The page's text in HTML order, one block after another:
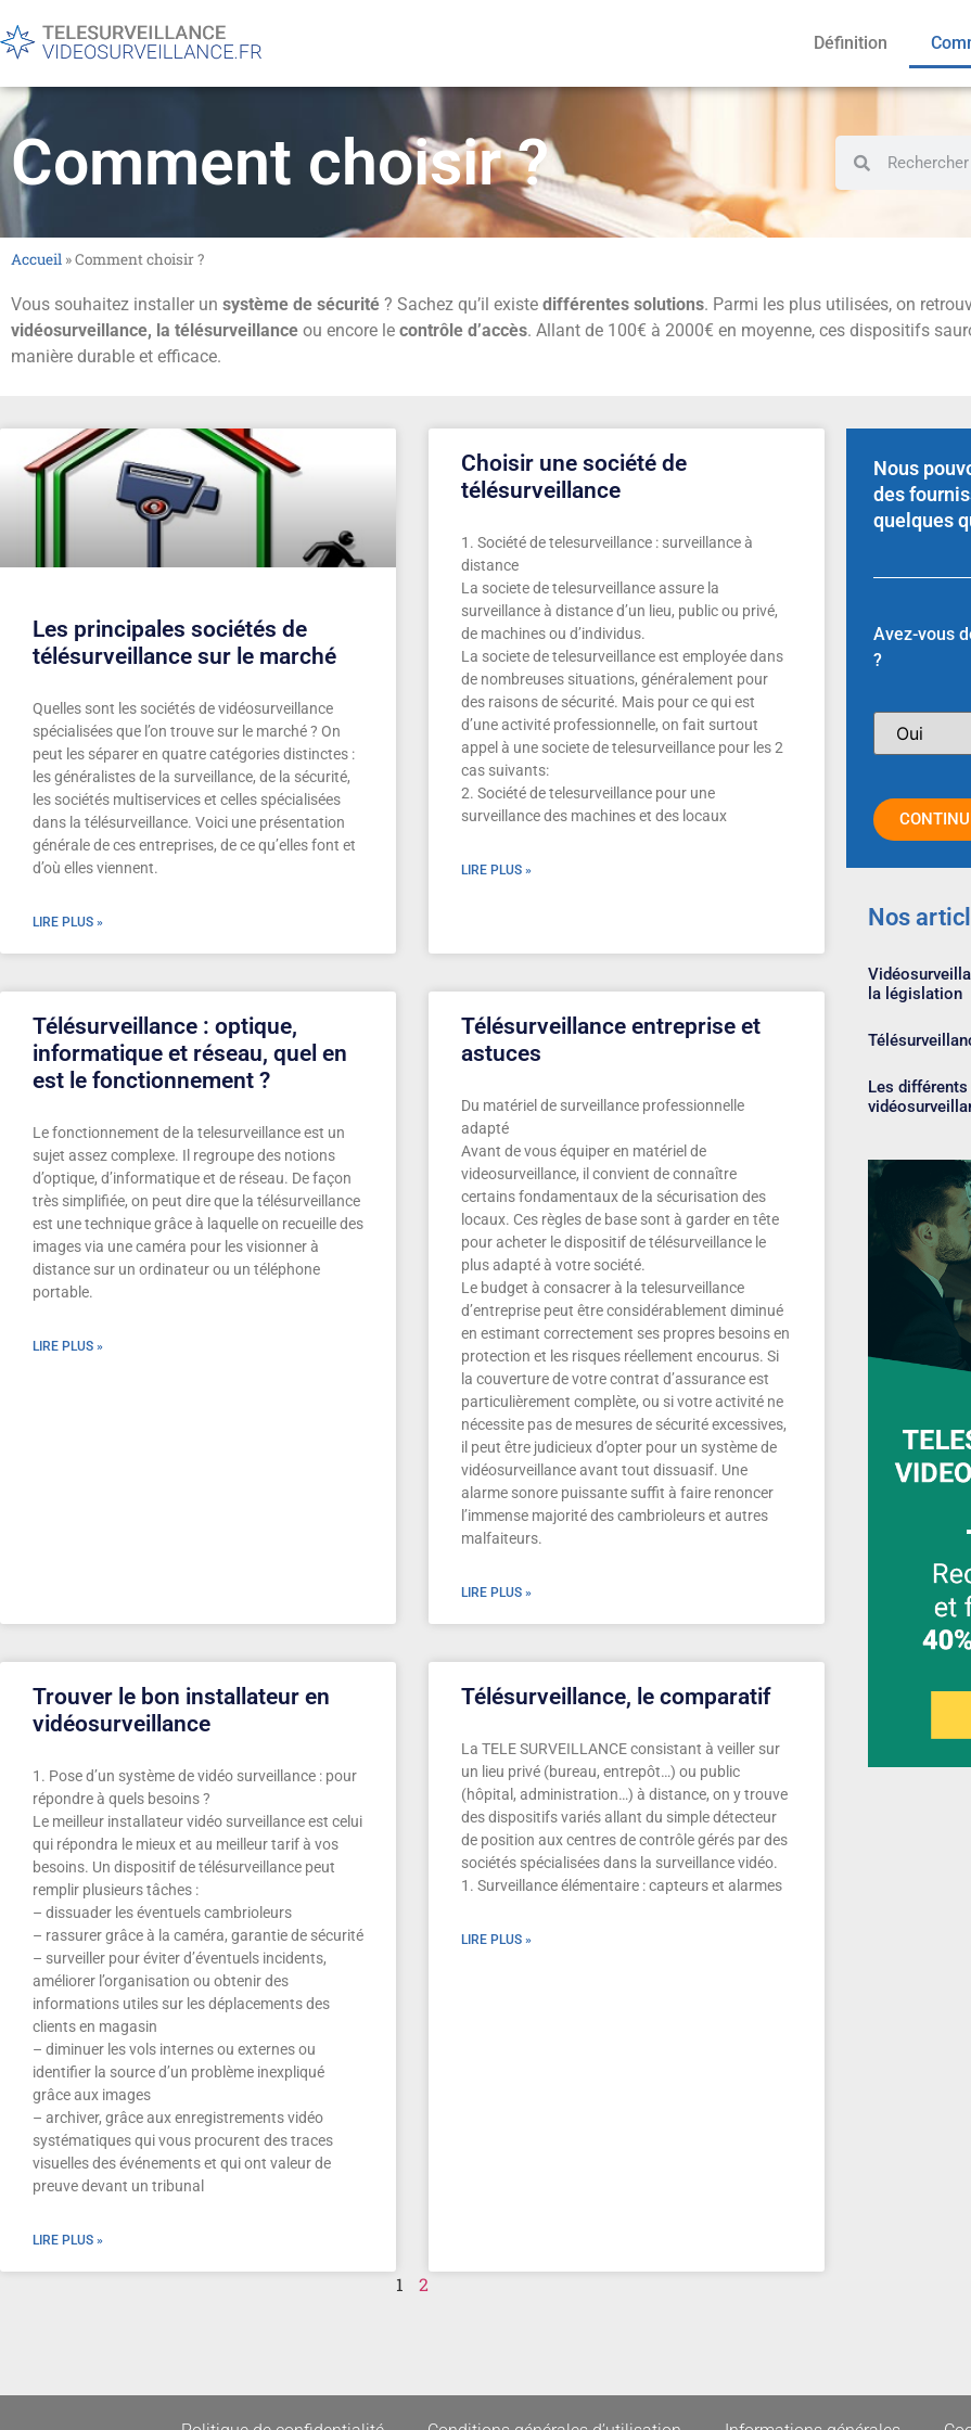
Définition
Comment choisir ?
Accueil »Comment choisir ?
Vous souhaitez installer un système de sécurité ? Sachez qu’il existe différentes solutions. Parmi les plus utilisées, on
vidéosurveillance, la télésurveillance ou encore le contrôle d’accès. Allant de 100€ à 2000€ en moyenne, ces dispositifs
manière durable et efficace.
Les principales sociétés de
télésurveillance sur le marché
Quelles sont les sociétés de vidéosurveillance
spécialisées que l’on trouve sur le marché ? On
peut les séparer en quatre catégories distinctes :
les généralistes de la surveillance, de la sécurité,
les sociétés multiservices et celles spécialisées
dans la télésurveillance. Voici une présentation
générale de ces entreprises, de ce qu’elles font et
d’où elles viennent.
LIRE PLUS »
Choisir une société de
télésurveillance
1. Société de telesurveillance : surveillance à
distance
La societe de telesurveillance assure la
surveillance à distance d’un lieu, public ou privé,
de machines ou d’individus.
La societe de telesurveillance est employée dans
de nombreuses situations, généralement pour
des raisons de sécurité. Mais pour ce qui est
d’une activité professionnelle, on fait surtout
appel à une societe de telesurveillance pour les 2
cas suivants:
2. Société de telesurveillance pour une
surveillance des machines et des locaux
LIRE PLUS »
Télésurveillance : optique,
informatique et réseau, quel en
est le fonctionnement ?
Le fonctionnement de la telesurveillance est un
sujet assez complexe. Il regroupe des notions
d’optique, d’informatique et de réseau. De façon
très simplifiée, on peut dire que la télésurveillance
est une technique grâce à laquelle on recueille des
images via une caméra pour les visionner à
distance sur un ordinateur ou un téléphone
portable.
LIRE PLUS »
Télésurveillance entreprise et
astuces
Du matériel de surveillance professionnelle
adapté
Avant de vous équiper en matériel de
videosurveillance, il convient de connaître
certains fondamentaux de la sécurisation des
locaux. Ces règles de base sont à garder en tête
pour acheter le dispositif de télésurveillance le
plus adapté à votre société.
Le budget à consacrer à la telesurveillance
d’entreprise peut être considérablement diminué
en estimant correctement ses propres besoins en
protection et les risques réellement encourus. Si
la couverture de votre contrat d’assurance est
particulièrement complète, ou si votre activité ne
nécessite pas de mesures de sécurité excessives,
il peut être judicieux d’opter pour un système de
vidéosurveillance avant tout dissuasif. Une
alarme sonore puissante suffit à faire renoncer
l’immense majorité des cambrioleurs et autres
malfaiteurs.
LIRE PLUS »
Trouver le bon installateur en
vidéosurveillance
1. Pose d’un système de vidéo surveillance : pour
répondre à quels besoins ?
Le meilleur installateur vidéo surveillance est celui
qui répondra le mieux et au meilleur tarif à vos
besoins. Un dispositif de télésurveillance peut
remplir plusieurs tâches :
– dissuader les éventuels cambrioleurs
– rassurer grâce à la caméra, garantie de sécurité
– surveiller pour éviter d’éventuels incidents,
améliorer l’organisation ou obtenir des
informations utiles sur les déplacements des
clients en magasin
– diminuer les vols internes ou externes ou
identifier la source d’un problème inexpliqué
grâce aux images
– archiver, grâce aux enregistrements vidéo
systématiques qui vous procurent des traces
visuelles des événements et qui ont valeur de
preuve devant un tribunal
LIRE PLUS »
Télésurveillance, le comparatif
La TELE SURVEILLANCE consistant à veiller sur
un lieu privé (bureau, entrepôt…) ou public
(hôpital, administration…) à distance, on y trouve
des dispositifs variés allant du simple détecteur
de position aux centres de contrôle gérés par des
sociétés spécialisées dans la surveillance vidéo.
1. Surveillance élémentaire : capteurs et alarmes
LIRE PLUS »
1 2
Nous
des
quelques
Avez-vous
?
Nos
la législation
Les